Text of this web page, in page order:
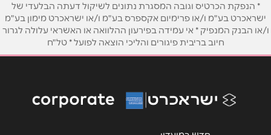
טלפון*
נושא *
* הנפקת הכרטיס וגובה המסגרת נתונים לשיקול דעתה הבלעדי של
ישראכרט בע"מ ו/או פרימיום אקספרס בע"מ ו/או ישראכרט מימון בע"מ
ו/או הבנק המנפיק * אי עמידה בפירעון ההלוואה או האשראי עלולה לגרור
חיוב בריבית פיגורים והליכי הוצאה לפועל * טל"ח